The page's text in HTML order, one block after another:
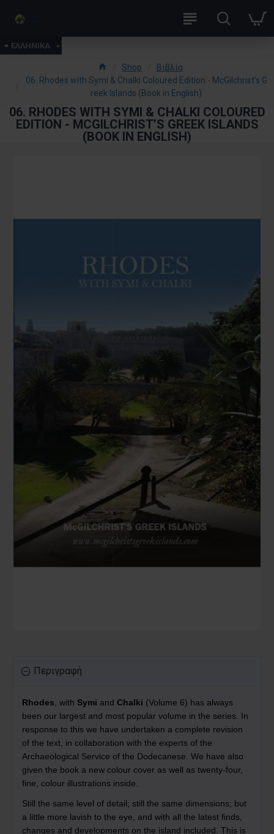
ΕΛΛΗΝΙΚΑ
Shop
Βιβλία
06. Rhodes with Symi & Chalki Coloured Edition - McGilchrist’s G
reek Islands (Book in English)
06. RHODES WITH SYMI & CHALKI COLOURED
EDITION - MCGILCHRIST’S GREEK ISLANDS
(BOOK IN ENGLISH)
Περιγραφή
Rhodes, with Symi and Chalki (Volume 6) has always
been our largest and most popular volume in the series. In
response to this we have undertaken a complete revision
of the text, in collaboration with the experts of the
Archaeological Service of the Dodecanese. We have also
given the book a new colour cover as well as twenty-four,
fine, colour illustrations inside.
Still the same level of detail; still the same dimensions; but
a little more lavish to the eye, and with all the latest finds,
changes and developments on the island included. This is